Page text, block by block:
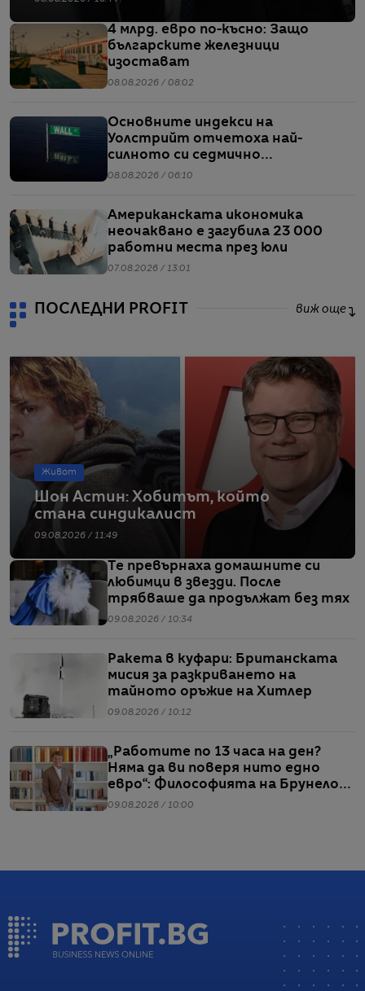
4 млрд. евро по-късно: Защо
българските железници
изостават
08.08.2026 / 08:02
Основните индекси на
Уолстрийт отчетоха най-
силното си седмично
представяне от април насам
08.08.2026 / 06:10
Американската икономика
неочаквано е загубила 23 000
работни места през юли
07.08.2026 / 13:01
ПОСЛЕДНИ PROFIT виж още
Живот
Шон Астин: Хобитът, който
стана синдикалист
09.08.2026 / 11:49
Те превърнаха домашните си
любимци в звезди. После
трябваше да продължат без тях
09.08.2026 / 10:34
Ракета в куфари: Британската
мисия за разкриването на
тайното оръжие на Хитлер
09.08.2026 / 10:12
„Работите по 13 часа на ден?
Няма да ви поверя нито едно
евро“: Философията на Брунело
Кучинели за бизнеса и живота
09.08.2026 / 10:00